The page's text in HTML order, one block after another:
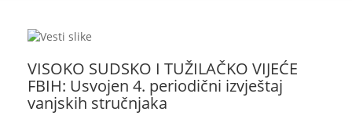
VISOKO SUDSKO I TUŽILAČKO VIJEĆE
FBIH: Usvojen 4. periodični izvještaj
vanjskih stručnjaka